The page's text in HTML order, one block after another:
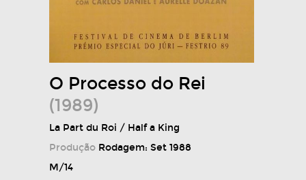
O Processo do Rei
(1989)
La Part du Roi / Half a King
Produção Rodagem: Set 1988
M/14